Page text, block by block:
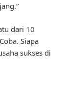
dari 10
Siapa
sukses di